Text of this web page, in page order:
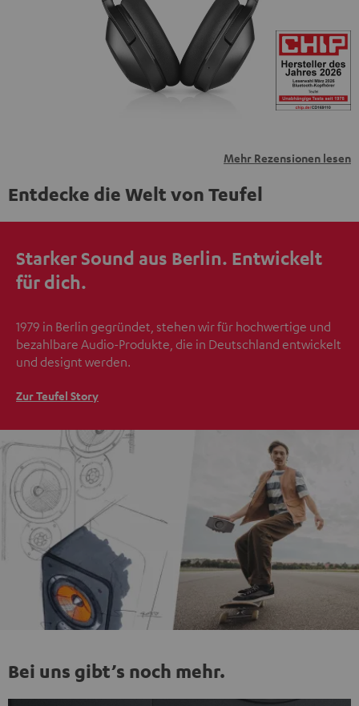
übermittelt werden.
Weitere Informationen sind in der
Datenschutzerklärung unter I zu finden.
Mehr Rezensionen lesen
Entdecke die Welt von Teufel
Starker Sound aus Berlin. Entwickelt
für dich.
1979 in Berlin gegründet, stehen wir für hochwertige und
bezahlbare Audio-Produkte, die in Deutschland entwickelt
und designt werden.
Zur Teufel Story
Bei uns gibt’s noch mehr.